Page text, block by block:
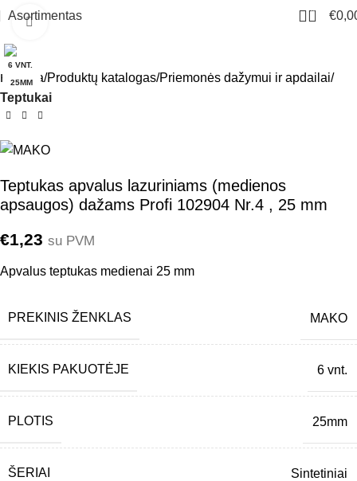
Asortimentas 0 €
6 VNT.
25MM
Click to enlarge
Pradžia Produktų katalogas Priemonės dažymui ir apdailai
Teptukai
Teptukas apvalus lazuriniams (medienos
apsaugos) dažams Profi 102904 Nr.4 , 25 mm
€1,23 su PVM
Apvalus teptukas medienai 25 mm
PREKINIS ŽENKLAS MAKO
KIEKIS PAKUOTĖJE 6 vnt.
PLOTIS 25mm
ŠERIAI Sintetiniai